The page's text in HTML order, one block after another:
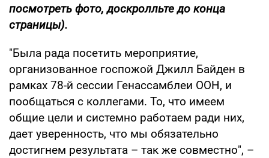
посмотреть фото, доскролльте до конца
страницы).
"Была рада посетить мероприятие,
организованное госпожой Джилл Байден в
рамках 78-й сессии Генассамблеи ООН, и
пообщаться с коллегами. То, что имеем
общие цели и системно работаем ради них,
дает уверенность, что мы обязательно
достигнем результата – так же совместно", –